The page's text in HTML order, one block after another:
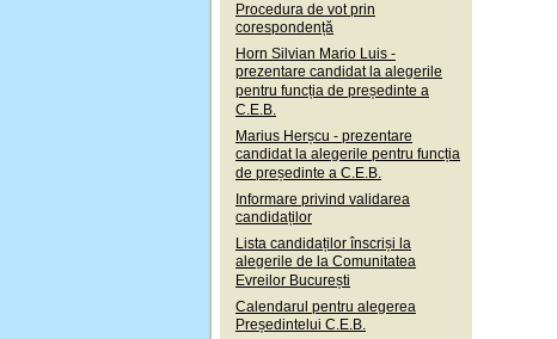
Procedura de vot prin
corespondență
Horn Silvian Mario Luis -
prezentare candidat la alegerile
pentru funcția de președinte a
C.E.B.
Marius Herșcu - prezentare
candidat la alegerile pentru funcția
de președinte a C.E.B.
Informare privind validarea
candidaților
Lista candidaților înscriși la
alegerile de la Comunitatea
Evreilor București
Calendarul pentru alegerea
Președintelui C.E.B.